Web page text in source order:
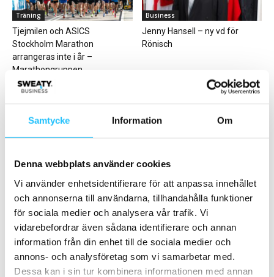
Samtycke Information Om
Denna webbplats använder cookies
Vi använder enhetsidentifierare för att anpassa innehållet
och annonserna till användarna, tillhandahålla funktioner
för sociala medier och analysera vår trafik. Vi
vidarebefordrar även sådana identifierare och annan
information från din enhet till de sociala medier och
annons- och analysföretag som vi samarbetar med.
Dessa kan i sin tur kombinera informationen med annan
Träning
Tjejmilen och ASICS
Stockholm Marathon
arrangeras inte i år –
Marathongruppen...
Business
Jenny Hansell – ny vd för
Rönisch
Nordic Wellness expanderar –
tar över tre
träningsanläggningar i
Norrtälje
Hur ska jag finansiera
träningsutrustningen till
gymmet?